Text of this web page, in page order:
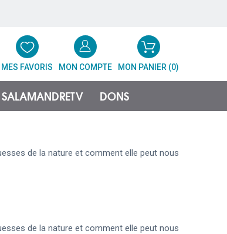
MES FAVORIS MON COMPTE MON PANIER (0)
SALAMANDRETV DONS
de la nature et comment elle peut nous
de la nature et comment elle peut nous